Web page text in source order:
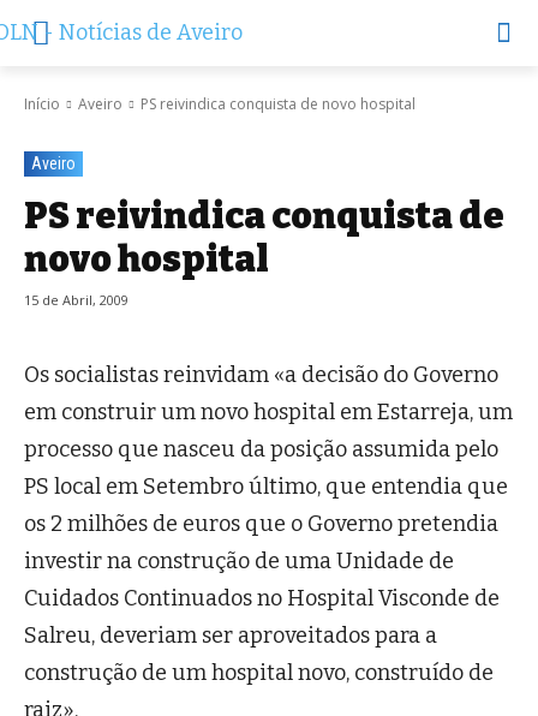
Início Aveiro PS reivindica conquista de novo hospital
Aveiro
PS reivindica conquista de
novo hospital
15 de Abril, 2009
Os socialistas reinvidam «a decisão do Governo
em construir um novo hospital em Estarreja, um
processo que nasceu da posição assumida pelo
PS local em Setembro último, que entendia que
os 2 milhões de euros que o Governo pretendia
investir na construção de uma Unidade de
Cuidados Continuados no Hospital Visconde de
Salreu, deveriam ser aproveitados para a
construção de um hospital novo, construído de
raiz».